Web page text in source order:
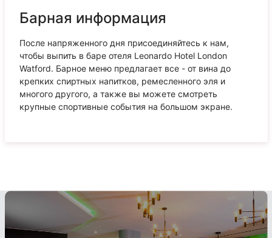
Барная информация
После напряженного дня присоединяйтесь к нам,
чтобы выпить в баре отеля Leonardo Hotel London
Watford. Барное меню предлагает все - от вина до
крепких спиртных напитков, ремесленного эля и
многого другого, а также вы можете смотреть
крупные спортивные события на большом экране.